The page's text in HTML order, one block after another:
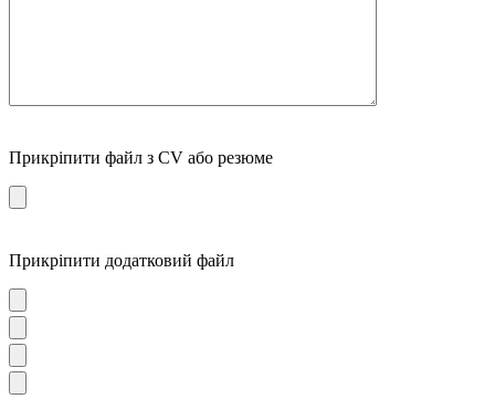
Прикріпити файл з CV або резюме
Прикріпити додатковий файл